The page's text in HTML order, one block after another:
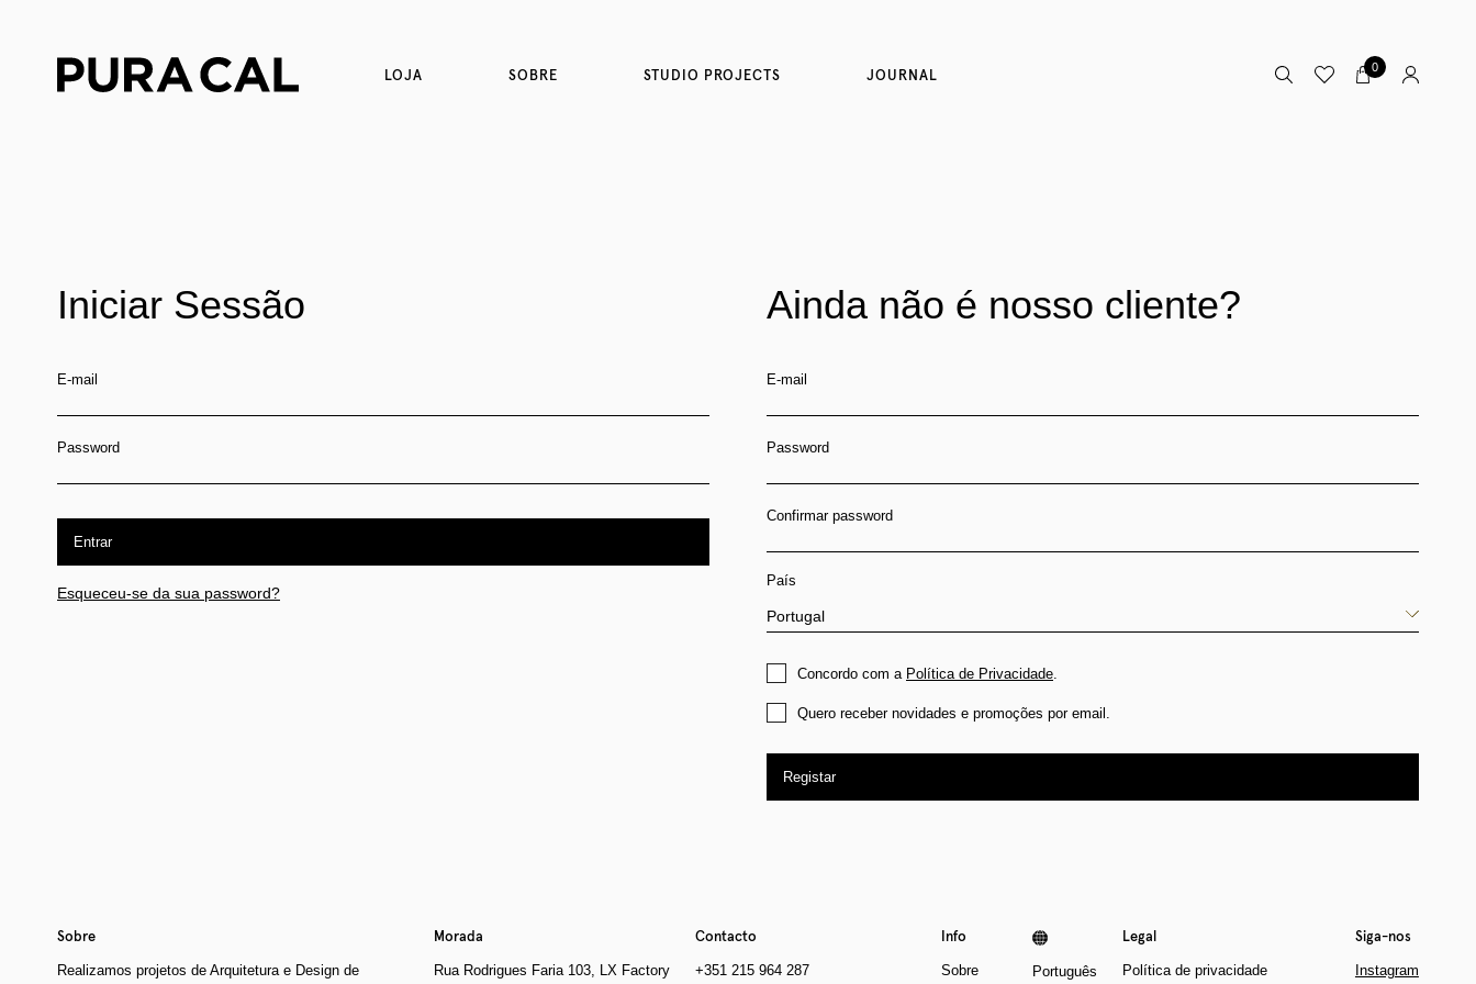
LOJA SOBRE STUDIO PROJECTS JOURNAL
0
Iniciar Sessão
E-mail
Password
Entrar
Esqueceu-se da sua password?
Ainda não é nosso cliente?
E-mail
Password
Confirmar password
País
Concordo com a Política de Privacidade.
Quero receber novidades e promoções por email.
Registar
Sobre
Realizamos projetos de Arquitetura e Design de
Morada
Rua Rodrigues Faria 103, LX Factory
Contacto
+351 215 964 287
Info
Sobre Português
Legal
Política de privacidade
Siga-nos
Instagram